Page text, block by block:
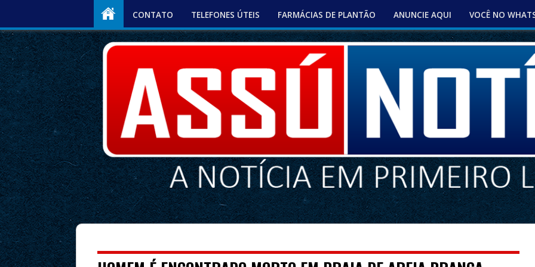
CONTATO TELEFONES ÚTEIS FARMÁCIAS DE PLANTÃO ANUNCIE AQUI VOCÊ NO